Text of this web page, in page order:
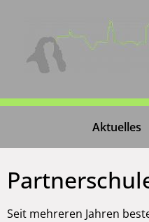
Aktuelles
Seit mehreren Jahren